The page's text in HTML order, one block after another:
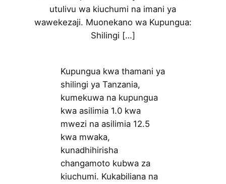
utulivu wa kiuchumi na imani ya
wawekezaji. Muonekano wa Kupungua:
Shilingi […]
Kupungua kwa thamani ya
shilingi ya Tanzania,
kumekuwa na kupungua
kwa asilimia 1.0 kwa
mwezi na asilimia 12.5
kwa mwaka,
kunadhihirisha
changamoto kubwa za
kiuchumi. Kukabiliana na